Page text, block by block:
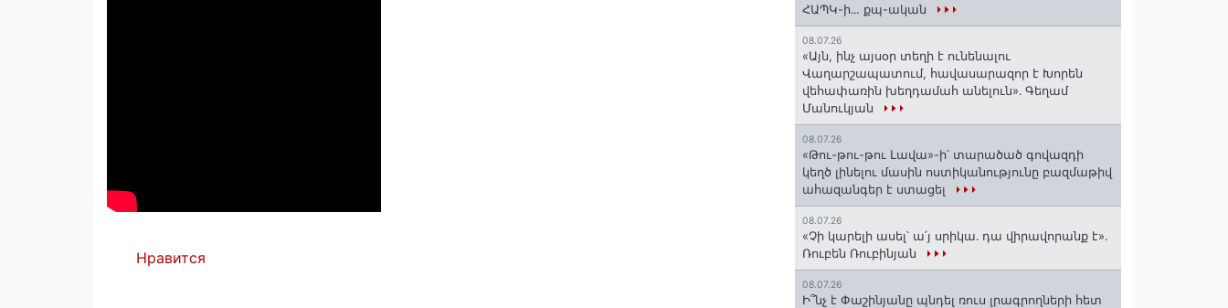
Нравится
ՀԱՊԿ-ի․․. քպ-ական
08.07.26
«Այն, ինչ այսօր տեղի է ունենալու
Վաղարշապատում, հավասարազոր է Խորեն
վեհափառին խեղդամահ անելուն»․ Գեղամ
Մանուկյան
08.07.26
«Թու-թու-թու Լավա»-ի՝ տարածած գովազդի
կեղծ լինելու մասին ոստիկանությունը բազմաթիվ
ահազանգեր է ստացել
08.07.26
«Չի կարելի ասել՝ ա՛յ սրիկա․ դա վիրավորանք է»․
Ռուբեն Ռուբինյան
08.07.26
Ի՞նչ է Փաշինյանը պնդել ռուս լրագրողների հետ